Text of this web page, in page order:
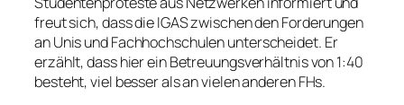
freut sich, dass die IGAS zwischen den Forderungen
an Unis und Fachhochschulen unterscheidet. Er
erzählt, dass hier ein Betreuungsverhältnis von 1:40
besteht, viel besser als an vielen anderen FHs.